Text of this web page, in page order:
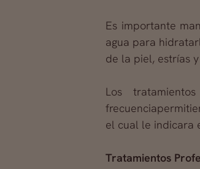
Es importante
agua para
de la piel, estrías
Los
el cual le indicara
Tratamientos